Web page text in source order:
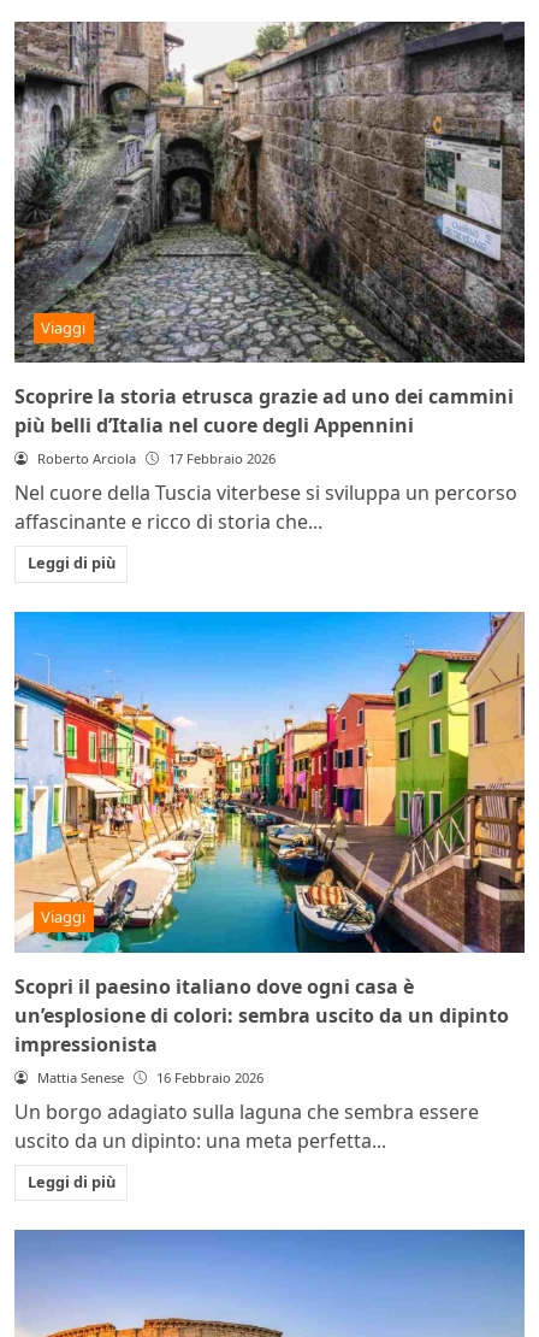
Viaggi
Scoprire la storia etrusca grazie ad uno dei cammini
più belli d’Italia nel cuore degli Appennini
Roberto Arciola 17 Febbraio 2026
Nel cuore della Tuscia viterbese si sviluppa un percorso
affascinante e ricco di storia che...
Leggi di più
Viaggi
Scopri il paesino italiano dove ogni casa è
un’esplosione di colori: sembra uscito da un dipinto
impressionista
Mattia Senese 16 Febbraio 2026
Un borgo adagiato sulla laguna che sembra essere
uscito da un dipinto: una meta perfetta...
Leggi di più